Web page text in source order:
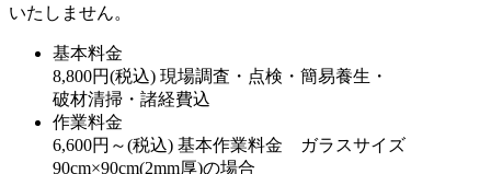
いたしません。
基本料金
8,800円(税込) 現場調査・点検・簡易養生・
破材清掃・諸経費込
作業料金
6,600円～(税込) 基本作業料金 ガラスサイズ
90cm×90cm(2mm厚)の場合